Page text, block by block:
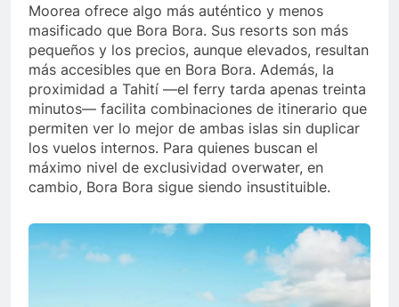
Moorea ofrece algo más auténtico y menos
masificado que Bora Bora. Sus resorts son más
pequeños y los precios, aunque elevados, resultan
más accesibles que en Bora Bora. Además, la
proximidad a Tahití —el ferry tarda apenas treinta
minutos— facilita combinaciones de itinerario que
permiten ver lo mejor de ambas islas sin duplicar
los vuelos internos. Para quienes buscan el
máximo nivel de exclusividad overwater, en
cambio, Bora Bora sigue siendo insustituible.